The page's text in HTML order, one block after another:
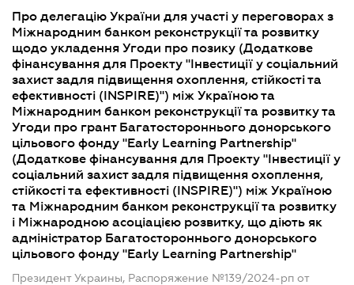
Про делегацію України для участі у переговорах з
Міжнародним банком реконструкції та розвитку
щодо укладення Угоди про позику (Додаткове
фінансування для Проекту "Інвестиції у соціальний
захист задля підвищення охоплення, стійкості та
ефективності (INSPIRE)") між Україною та
Міжнародним банком реконструкції та розвитку та
Угоди про грант Багатостороннього донорського
цільового фонду "Early Learning Partnership"
(Додаткове фінансування для Проекту "Інвестиції у
соціальний захист задля підвищення охоплення,
стійкості та ефективності (INSPIRE)") між Україною
та Міжнародним банком реконструкції та розвитку
і Міжнародною асоціацією розвитку, що діють як
адміністратор Багатостороннього донорського
цільового фонду "Early Learning Partnership"
Президент Украины, Распоряжение №139/2024-рп от